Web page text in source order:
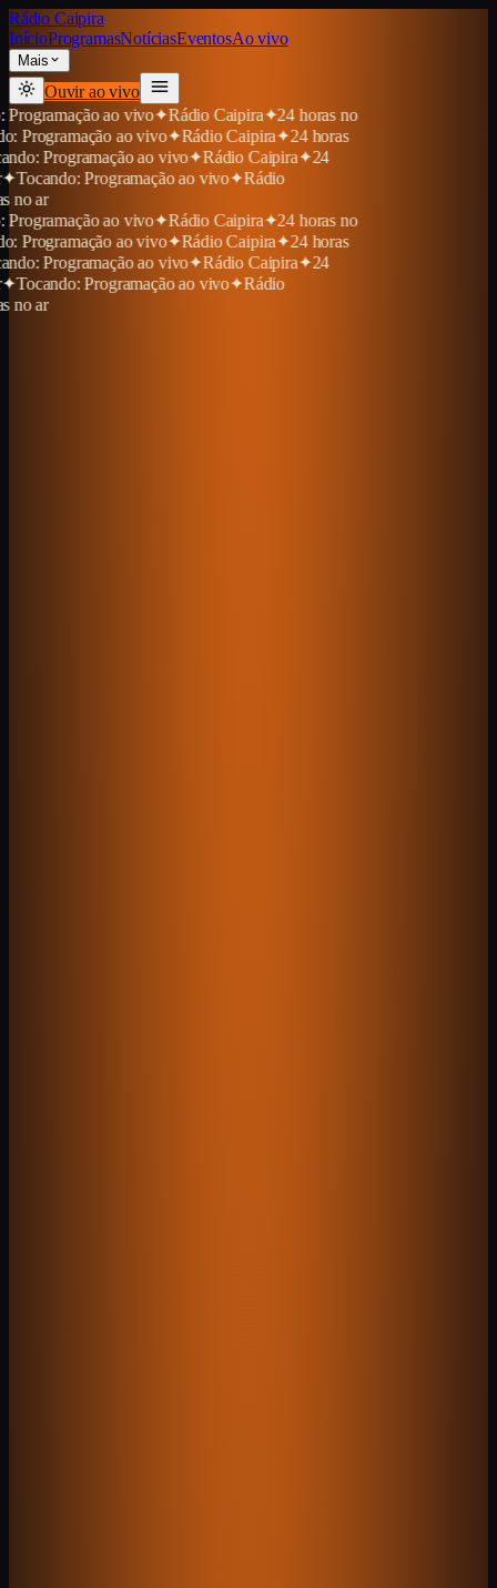
Rádio Caipira
InícioProgramasNotíciasEventosAo vivo
Mais
Ouvir ao vivo
ao vivo✦Rádio Caipira ✦24 horas no
ao vivo✦Rádio Caipira✦24 horas
ao vivo✦Rádio Caipira ✦24
Programação ao vivo✦Rádio
ao vivo✦Rádio Caipira ✦24 horas no
ao vivo✦Rádio Caipira✦24 horas
ao vivo✦Rádio Caipira ✦24
Programação ao vivo✦Rádio